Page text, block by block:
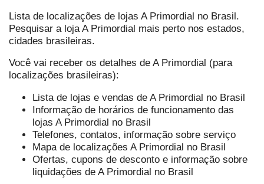
Lista de localizações de lojas A Primordial no Brasil.
Pesquisar a loja A Primordial mais perto nos estados,
cidades brasileiras.
Você vai receber os detalhes de A Primordial (para
localizações brasileiras):
Lista de lojas e vendas de A Primordial no Brasil
Informação de horários de funcionamento das
lojas A Primordial no Brasil
Telefones, contatos, informação sobre serviço
Mapa de localizações A Primordial no Brasil
Ofertas, cupons de desconto e informação sobre
liquidações de A Primordial no Brasil